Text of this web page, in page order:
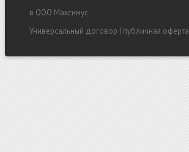
в ООО Максимус
Универсальный договор | публичная оферта